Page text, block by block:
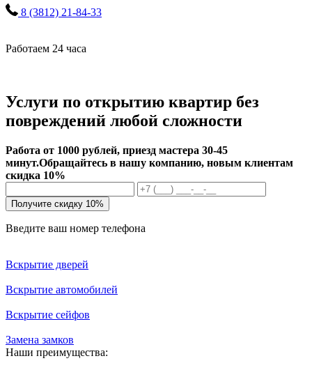
8 (3812) 21-84-33
Работаем 24 часа
Услуги по открытию квартир без
повреждений любой сложности
Работа от 1000 рублей, приезд мастера 30-45
минут.Обращайтесь в нашу компанию, новым клиентам
скидка 10%
Получите скидку 10%
Введите ваш номер телефона
Вскрытие дверей
Вскрытие автомобилей
Вскрытие сейфов
Замена замков
Наши преимущества: